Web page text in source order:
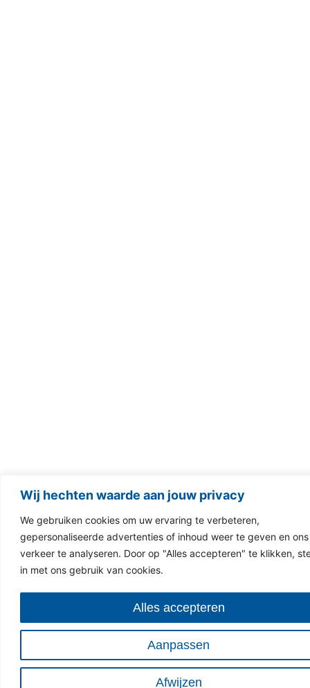
Wij hechten waarde aan jouw privacy
We gebruiken cookies om uw ervaring te verbeteren,
gepersonaliseerde advertenties of inhoud weer te geven en ons
verkeer te analyseren. Door op "Alles accepteren" te klikken,
in met ons gebruik van cookies.
Aanpassen
Afwijzen
Alles accepteren